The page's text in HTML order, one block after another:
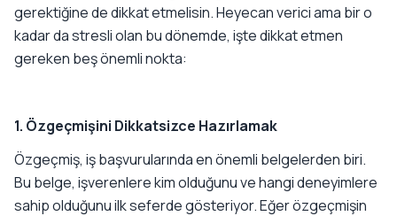
gerektiğine de dikkat etmelisin. Heyecan verici ama bir o
kadar da stresli olan bu dönemde, işte dikkat etmen
gereken beş önemli nokta:
1. Özgeçmişini Dikkatsizce Hazırlamak
Özgeçmiş, iş başvurularında en önemli belgelerden biri.
Bu belge, işverenlere kim olduğunu ve hangi deneyimlere
sahip olduğunu ilk seferde gösteriyor. Eğer özgeçmişin